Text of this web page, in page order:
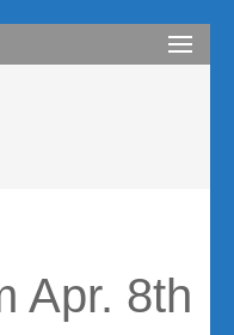
Apr. 8th